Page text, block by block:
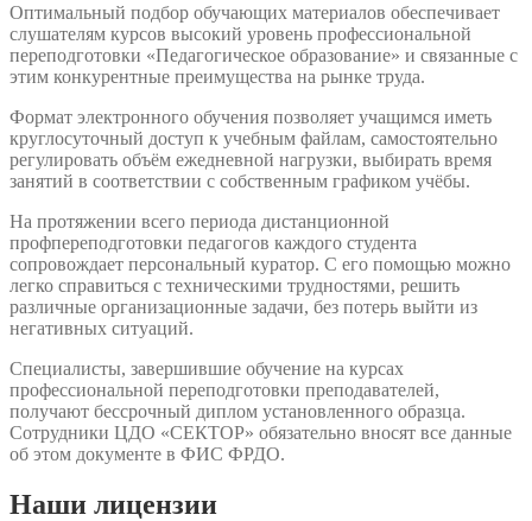
Оптимальный подбор обучающих материалов обеспечивает
слушателям курсов высокий уровень профессиональной
переподготовки «Педагогическое образование» и связанные с
этим конкурентные преимущества на рынке труда.
Формат электронного обучения позволяет учащимся иметь
круглосуточный доступ к учебным файлам, самостоятельно
регулировать объём ежедневной нагрузки, выбирать время
занятий в соответствии с собственным графиком учёбы.
На протяжении всего периода дистанционной
профпереподготовки педагогов каждого студента
сопровождает персональный куратор. С его помощью можно
легко справиться с техническими трудностями, решить
различные организационные задачи, без потерь выйти из
негативных ситуаций.
Специалисты, завершившие обучение на курсах
профессиональной переподготовки преподавателей,
получают бессрочный диплом установленного образца.
Сотрудники ЦДО «СЕКТОР» обязательно вносят все данные
об этом документе в ФИС ФРДО.
Наши лицензии